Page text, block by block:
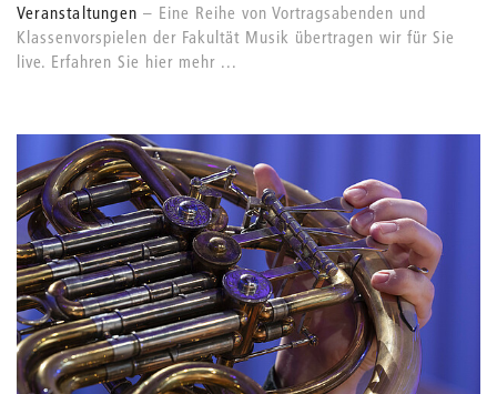
Veranstaltungen
Eine Reihe von Vortragsabenden und
Klassenvorspielen der Fakultät Musik übertragen wir für Sie
live. Erfahren Sie hier mehr ...